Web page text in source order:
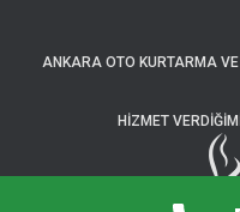
ANKARA OTO KURTARMA
HIZMET